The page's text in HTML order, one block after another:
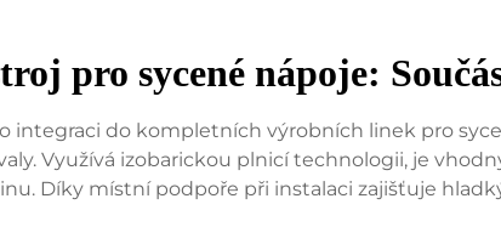
pro sycené nápoje:
integraci do kompletních výrobních linek pro
Využívá izobarickou plnicí technologii, je
Díky místní podpoře při instalaci zajišťuje